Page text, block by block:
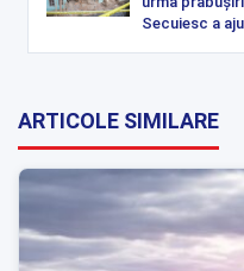
Secuiesc a
ARTICOLE SIMILARE